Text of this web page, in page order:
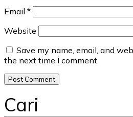
Email *
Website
Save my name, email, and
the next time I comment.
Cari